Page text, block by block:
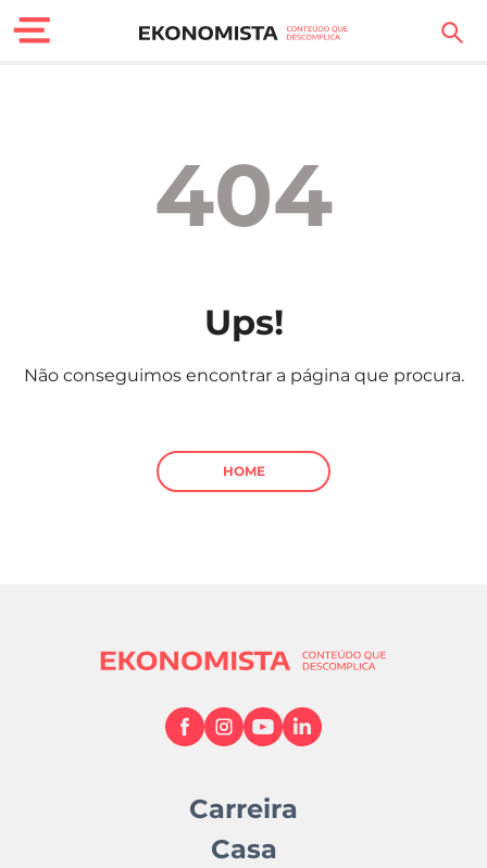
Carreira
Sociedade
Negócios
404
Ups!
Não conseguimos encontrar a página que procura.
HOME
Carreira
Casa